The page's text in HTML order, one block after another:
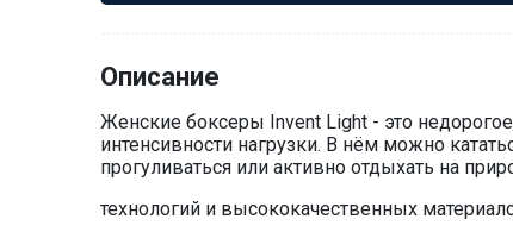
Описание
Женские боксеры Invent Light - это
интенсивности нагрузки. В нём можно
прогуливаться или активно отдыхать на
технологий и высококачественных